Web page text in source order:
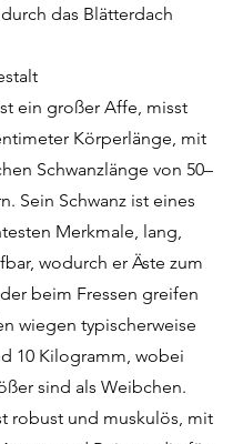
das Blätterdach
ein großer Affe, misst
Körperlänge, mit
Schwanzlänge von 50–
Sein Schwanz ist eines
Merkmale, lang,
wodurch er Äste zum
beim Fressen greifen
wiegen typischerweise
10 Kilogramm, wobei
sind als Weibchen.
robust und muskulös, mit